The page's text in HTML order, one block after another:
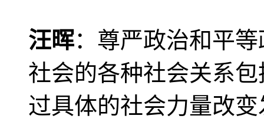
汪晖：尊严政治和平
社会的各种社会关系
过具体的社会力量改